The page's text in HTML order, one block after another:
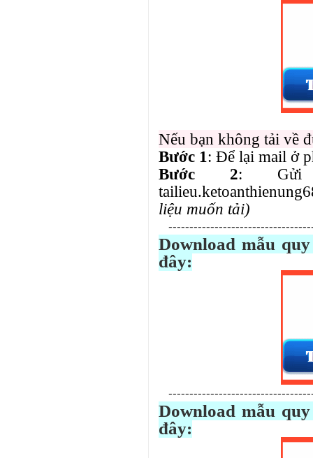
Nếu bạn không tải về
Bước 1: Để lại mail ở
Bước 2: Gửi
tailieu.
liệu muốn tải)
Download mẫu
đây:
Download mẫu
đây: